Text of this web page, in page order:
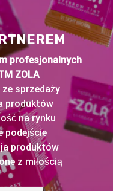
profesjonalnych
ZOLA
sprzedaży
produktów
na rynku
podejście
produktów
z miłością